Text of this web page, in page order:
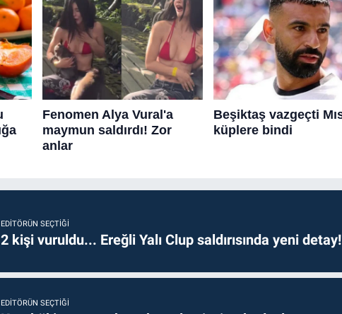
EDITÖRÜN SEÇTIĞI
2 kişi vuruldu... Ereğli Yalı Clup saldırısında yeni detay!
EDITÖRÜN SEÇTIĞI